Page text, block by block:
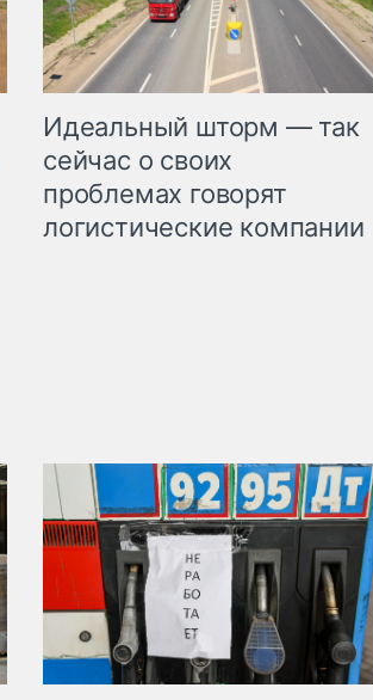
Идеальный шторм — так
сейчас о своих
проблемах говорят
логистические компании